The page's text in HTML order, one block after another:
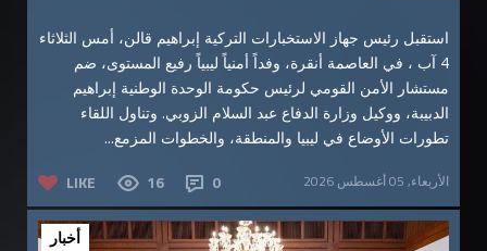
استقبل رئيس جهاز الاستخبارات التركية إبراهيم قالن، أمس الثلاثاء
4 آب ، في العاصمة أنقرة، وفداً أمنياً ليبياً رفيع المستوى، ضم
مستشار الأمن القومي لرئيس حكومة الوحدة الوطنية إبراهيم
الدبيبة، ووكيل وزارة الدفاع عبد السلام الزوبي. وتناول اللقاء
تطورات الأوضاع في ليبيا والمنطقة، والخطوات المزمع...
LIKE 16 0 الأربعاء, 05 أغسطس 2026
أخبار